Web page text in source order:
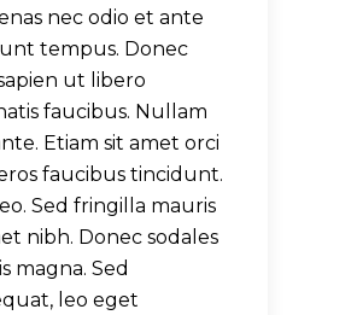
nec odio et ante
tempus. Donec
ut libero
faucibus. Nullam
Etiam sit amet orci
faucibus tincidunt.
Sed fringilla mauris
nibh. Donec sodales
magna. Sed
leo eget